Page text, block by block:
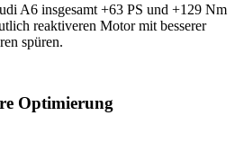
A6 insgesamt +63 PS und +129 Nm
reaktiveren Motor mit besserer
spüren.
Optimierung